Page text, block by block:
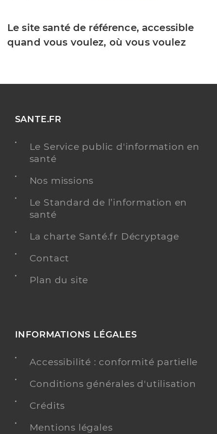
Le site santé de référence, accessible
quand vous voulez, où vous voulez
SANTE.FR
Le Service public d'information en
santé
Nos missions
Le Standard de l’information en
santé
La charte Santé.fr Décryptage
Contact
Plan du site
INFORMATIONS LÉGALES
Accessibilité : conformité partielle
Conditions générales d'utilisation
Crédits
Mentions légales